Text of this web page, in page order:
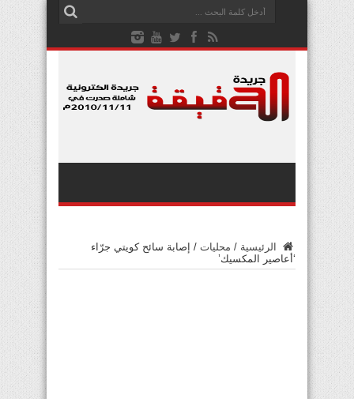
الرئيسية / محليات / إصابة سائح كويتي جرّاء
‘أعاصير المكسيك’